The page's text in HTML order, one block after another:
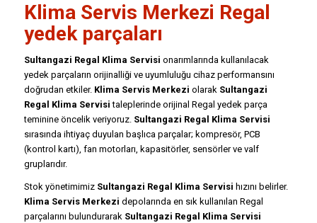
Klima Servis Merkezi Regal
yedek parçaları
Sultangazi Regal Klima Servisi onarımlarında kullanılacak
yedek parçaların orijinalliği ve uyumluluğu cihaz performansını
doğrudan etkiler. Klima Servis Merkezi olarak Sultangazi
Regal Klima Servisi taleplerinde orijinal Regal yedek parça
teminine öncelik veriyoruz. Sultangazi Regal Klima Servisi
sırasında ihtiyaç duyulan başlıca parçalar; kompresör, PCB
(kontrol kartı), fan motorları, kapasitörler, sensörler ve valf
gruplarıdır.
Stok yönetimimiz Sultangazi Regal Klima Servisi hızını belirler.
Klima Servis Merkezi depolarında en sık kullanılan Regal
parçalarını bulundurarak Sultangazi Regal Klima Servisi